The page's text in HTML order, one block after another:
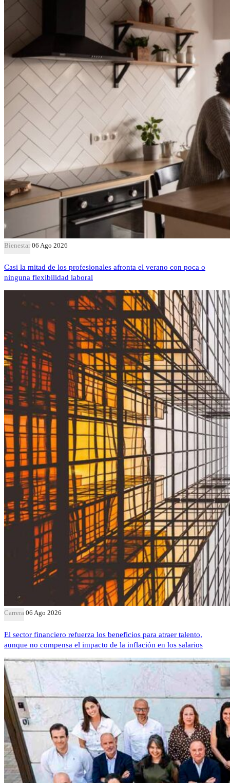
Bienestar 06 Ago 2026
Casi la mitad de los profesionales afronta el verano con poca o
ninguna flexibilidad laboral
Carrera 06 Ago 2026
El sector financiero refuerza los beneficios para atraer talento,
aunque no compensa el impacto de la inflación en los salarios